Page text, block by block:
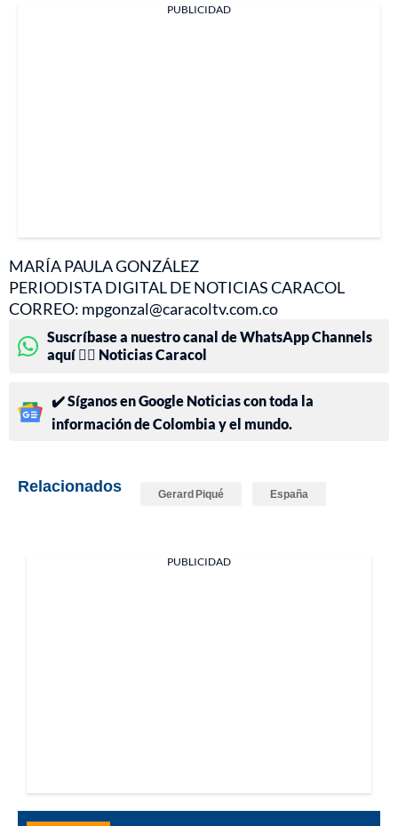
PUBLICIDAD
MARÍA PAULA GONZÁLEZ
PERIODISTA DIGITAL DE NOTICIAS CARACOL
CORREO: mpgonzal@caracoltv.com.co
Suscríbase a nuestro canal de WhatsApp Channels
aquí 👉🏻 Noticias Caracol
✔️ Síganos en Google Noticias con toda la
información de Colombia y el mundo.
Relacionados Gerard Piqué España
PUBLICIDAD